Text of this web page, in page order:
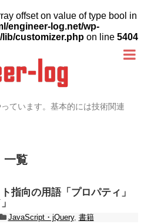
offset on value of type bool in
engineer-log.net/wp-
customizer.php on line 5404
ています。基本的には技術関連
一覧
指向の用語「プロパティ」
JavaScript・jQuery, 書籍